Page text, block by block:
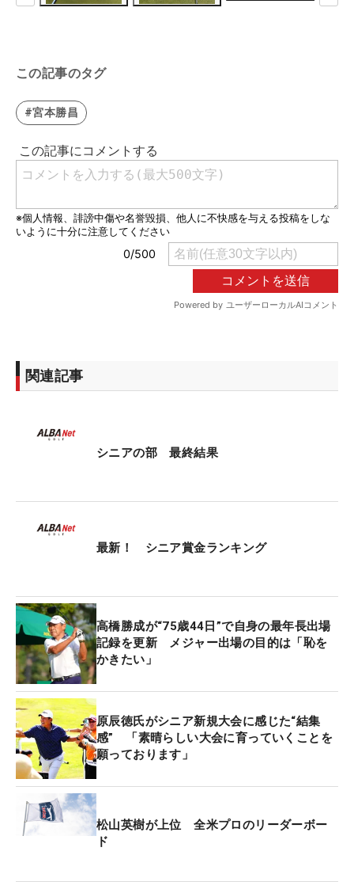
この記事のタグ
#宮本勝昌
関連記事
シニアの部 最終結果
最新！ シニア賞金ランキング
高橋勝成が“75歳44日”で自身の最年長出場
記録を更新 メジャー出場の目的は「恥を
かきたい」
原辰徳氏がシニア新規大会に感じた“結集
感” 「素晴らしい大会に育っていくことを
願っております」
松山英樹が上位 全米プロのリーダーボー
ド